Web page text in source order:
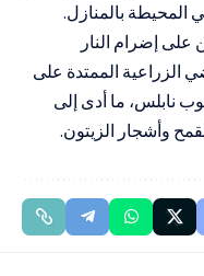
المحيطة بالمنازل.
على إضرام النار
الزراعية الممتدة على
نابلس، ما أدى إلى
وأشجار الزيتون.